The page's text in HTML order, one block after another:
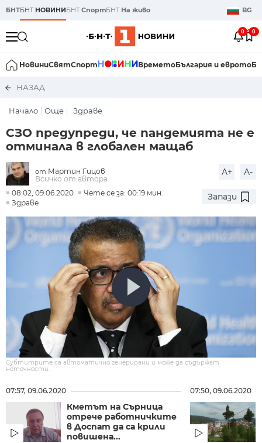
БНТБНТ НОВИНИБНТСпортБНТ На живо BG
0 0
НовиниСвятСпорт ВреметоБългария и еврото
НАЗАД
Начало Още Здраве
СЗО предупреди, че пандемията не е
отминала в глобален мащаб
от Мартин Гицов
Всичко от автора
A+ A-
08:02, 09.06.2020
Чете се за: 00:19 мин.
Здраве
Запази
Субтитрите са автоматично генерирани и може да съдържат
неточности.
07:57, 09.06.2020
Кметът на Сърница
отрече работничките
в Доспат да са крили
повишена...
07:50, 09.06.2020